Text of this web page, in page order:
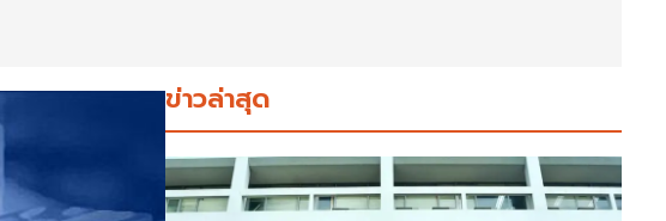
ข่าวล่าสุด